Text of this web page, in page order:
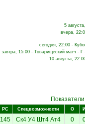
5
вчера,
сегодня, 22:00 -
завтра, 15:00 - Товарищеский матч - Г
10 августа,
РС Спецвозможности О И
145 Ск4 У4 Шт4 Ат4 0